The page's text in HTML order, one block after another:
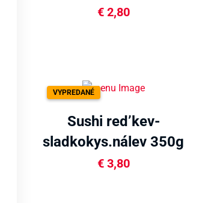
€2,80
VYPREDANÉ
Sushi red’kev-
sladkokys.nálev 350g
€3,80